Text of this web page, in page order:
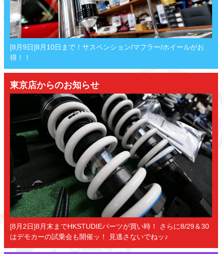
[8月9日]8月10日まで！サスペンション/マフラー/ホイールがお
得！！
東京店からのお知らせ
[8月2日]8月末までHKSTUDIEパーツが買い時！ さらに8/29＆30
はデモカーの試乗会も開催ッ！ 見逃さないでねッ♪